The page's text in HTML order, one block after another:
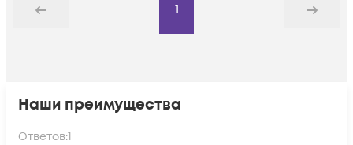
Назад
1
Дальше
Наши преимущества
Ответов:1